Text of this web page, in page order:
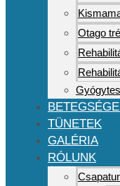
Otago
TÜNETEK
GALÉRIA
RÓLUNK